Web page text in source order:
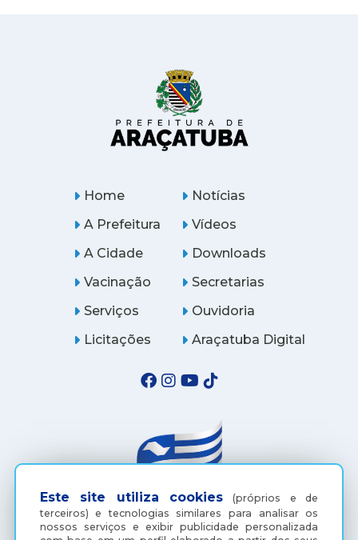
Este site utiliza cookies (próprios e de
terceiros) e tecnologias similares para analisar os
nossos serviços e exibir publicidade personalizada
Home
A Prefeitura
A Cidade
Notícias
Vídeos
Downloads
Vacinação
Serviços
Licitações
Secretarias
Ouvidoria
Araçatuba Digital